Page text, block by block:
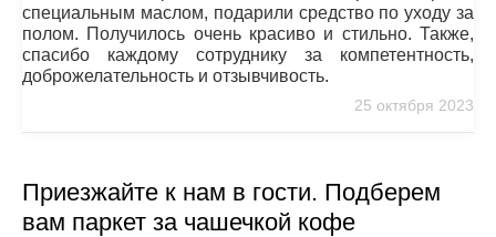
специальным маслом, подарили средство по уходу за
полом. Получилось очень красиво и стильно. Также,
спасибо каждому сотруднику за компетентность,
доброжелательность и отзывчивость.
25 октября 2023
Приезжайте к нам в гости. Подберем
вам паркет за чашечкой кофе